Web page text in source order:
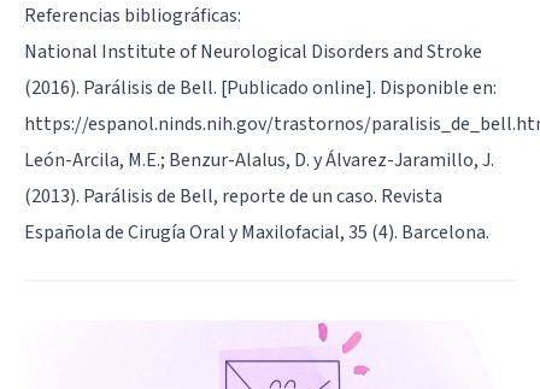
Referencias bibliográficas:
National Institute of Neurological Disorders and Stroke
(2016). Parálisis de Bell. [Publicado online]. Disponible en:
https://espanol.ninds.nih.gov/trastornos/
León-Arcila, M.E.; Benzur-Alalus, D. y Álvarez-Jaramillo, J.
(2013). Parálisis de Bell, reporte de un caso. Revista
Española de Cirugía Oral y Maxilofacial, 35 (4). Barcelona.